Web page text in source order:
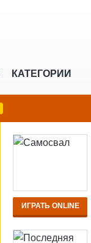
КАТЕГОРИИ
ИГРАТЬ ONLINE